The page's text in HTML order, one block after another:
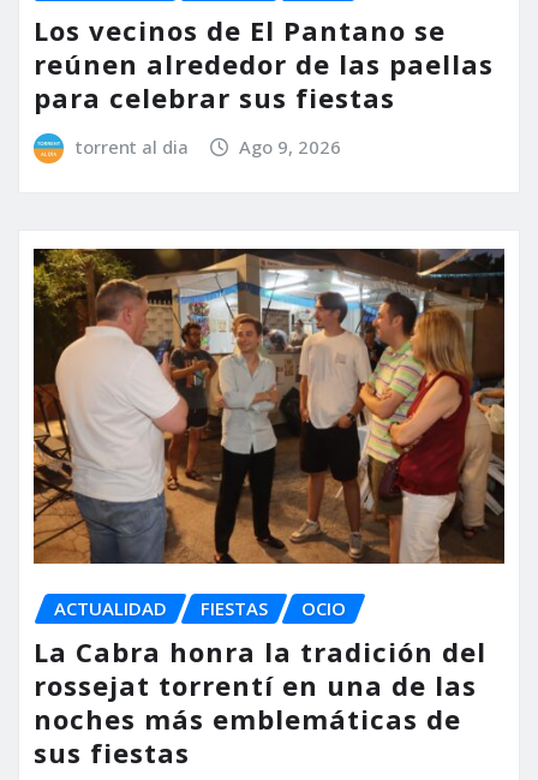
Los vecinos de El Pantano se
reúnen alrededor de las paellas
para celebrar sus fiestas
torrent al dia Ago 9, 2026
ACTUALIDAD FIESTAS OCIO
La Cabra honra la tradición del
rossejat torrentí en una de las
noches más emblemáticas de
sus fiestas